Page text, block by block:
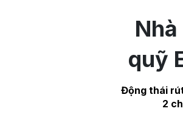
quỹ
Động thái
2